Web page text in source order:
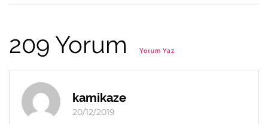
209 Yorum Yorum Yaz
kamikaze
20/12/2019